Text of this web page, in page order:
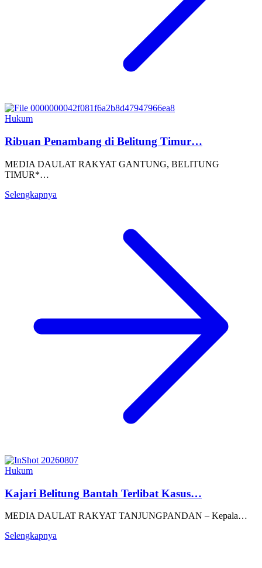
Hukum
Ribuan Penambang di Belitung Timur…
MEDIA DAULAT RAKYAT GANTUNG, BELITUNG
TIMUR*…
Selengkapnya
Hukum
Kajari Belitung Bantah Terlibat Kasus…
MEDIA DAULAT RAKYAT TANJUNGPANDAN – Kepala…
Selengkapnya